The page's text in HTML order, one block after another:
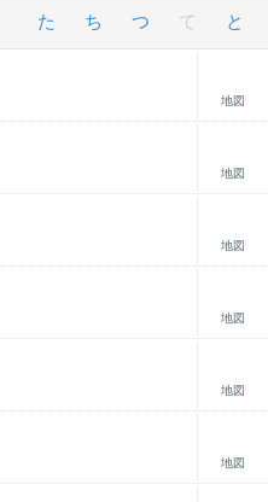
た ち つ て と
地図
地図
地図
地図
地図
地図